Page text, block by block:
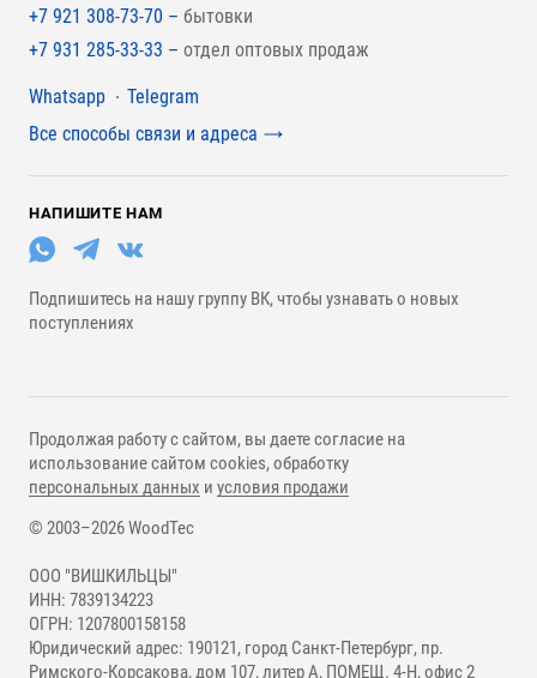
+7 921 308-73-70 – бытовки
+7 931 285-33-33 – отдел оптовых продаж
Мессенджеры
Whatsapp
Telegram
Все способы связи и адреса
НАПИШИТЕ НАМ
Подпишитесь на нашу группу ВК, чтобы узнавать о новых
поступлениях
© 2003–2026 WoodTec
ООО "ВИШКИЛЬЦЫ"
ИНН: 7839134223
ОГРН: 1207800158158
Юридический адрес: 190121, город Санкт-Петербург, пр.
Римского-Корсакова, дом 107, литер А, ПОМЕЩ. 4-Н, офис 2
Продолжая работу с сайтом, вы даете согласие на
использование сайтом cookies, обработку
персональных данных и условия продажи